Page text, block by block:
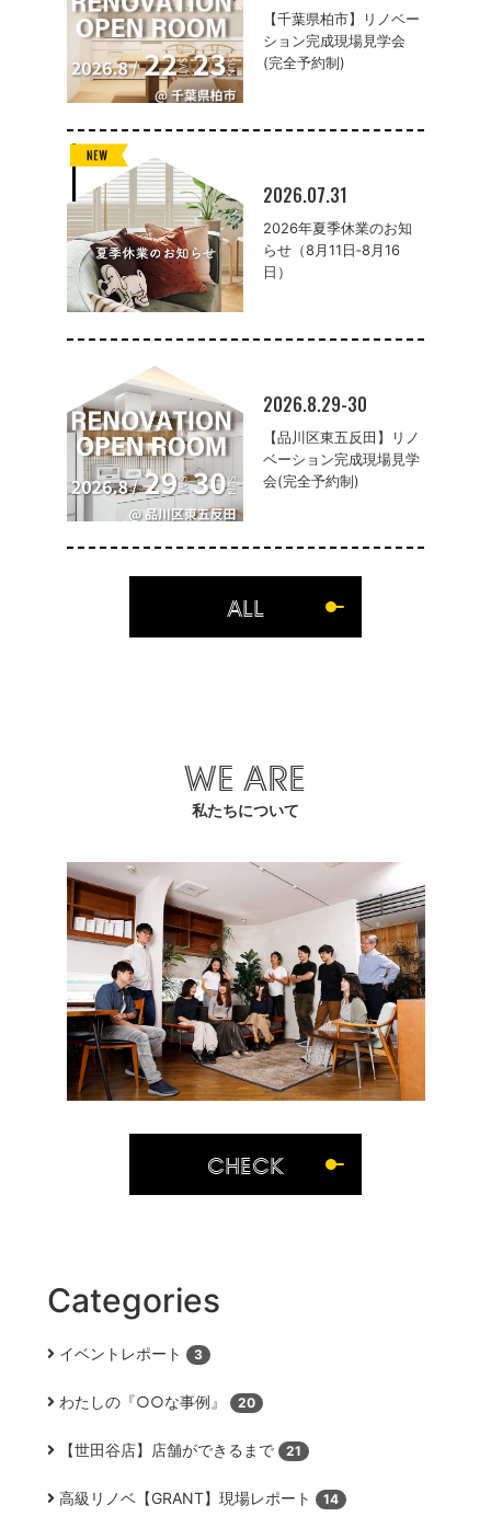
【千葉県柏市】リノベー
ション完成現場見学会
(完全予約制)
2026.07.31
2026年夏季休業のお知
らせ（8月11日‐8月16
日）
2026.8.29-30
【品川区東五反田】リノ
ベーション完成現場見学
会(完全予約制)
ALL
WE ARE
私たちについて
CHECK
Categories
イベントレポート 3
わたしの『○○な事例』 20
【世田谷店】店舗ができるまで 21
高級リノベ【GRANT】現場レポート 14